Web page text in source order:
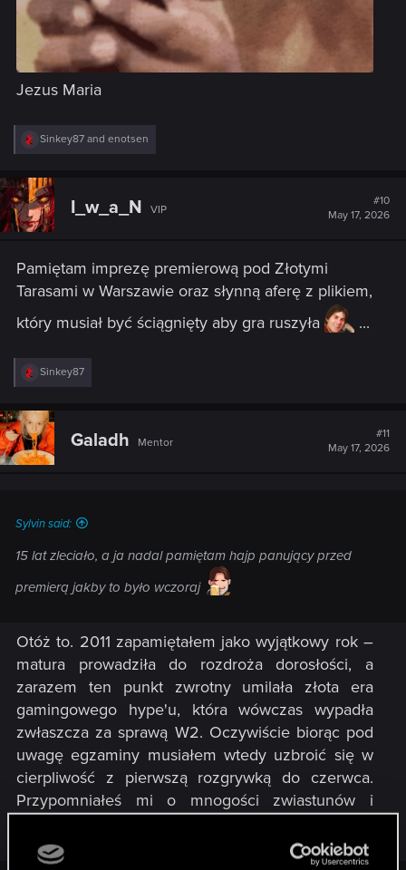
Jezus Maria
R
e
c
t
i
o
:
Sinkey87 and enotsen
I_w_a_N VIP
#10
May 17, 2026
Pamiętam imprezę premierową pod Złotymi
Tarasami w Warszawie oraz słynną aferę z plikiem,
który musiał być ściągnięty aby gra ruszyła
...
R
e
c
t
i
o
Sinkey87
Galadh Mentor
#11
May 17, 2026
Sylvin said:
15 lat zleciało, a ja nadal pamiętam hajp panujący przed
premierą jakby to było wczoraj
Otóż to. 2011 zapamiętałem jako wyjątkowy rok –
matura prowadziła do rozdroża dorosłości, a
zarazem ten punkt zwrotny umilała złota era
gamingowego hype'u, która wówczas wypadła
zwłaszcza za sprawą W2. Oczywiście biorąc pod
uwagę egzaminy musiałem wtedy uzbroić się w
cierpliwość z pierwszą rozgrywką do czerwca.
Przypomniałeś mi o mnogości zwiastunów i
premiery. Aż odświeżę sobie parę.​